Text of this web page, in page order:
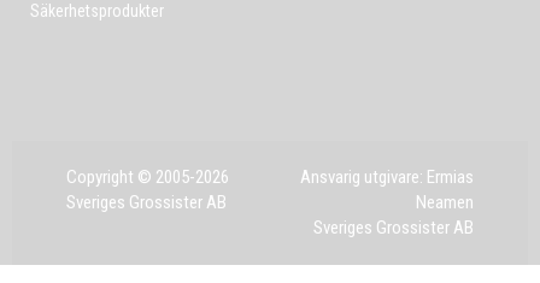
Säkerhetsprodukter
Copyright © 2005-2026
Sveriges Grossister AB
Ansvarig utgivare: Ermias
Neamen
Sveriges Grossister AB